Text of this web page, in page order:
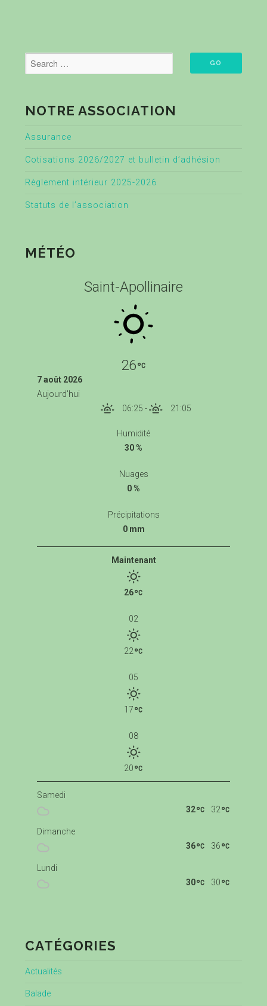
NOTRE ASSOCIATION
Assurance
Cotisations 2026/2027 et bulletin d’adhésion
Règlement intérieur 2025-2026
Statuts de l’association
MÉTÉO
Saint-Apollinaire
26
7 août 2026
Aujourd'hui
06:25 - 21:05
Humidité
30 %
Nuages
0 %
Précipitations
0 mm
Maintenant
26
02
22
05
17
08
20
Samedi
32
32
Dimanche
36
36
Lundi
30
30
CATÉGORIES
Actualités
Balade